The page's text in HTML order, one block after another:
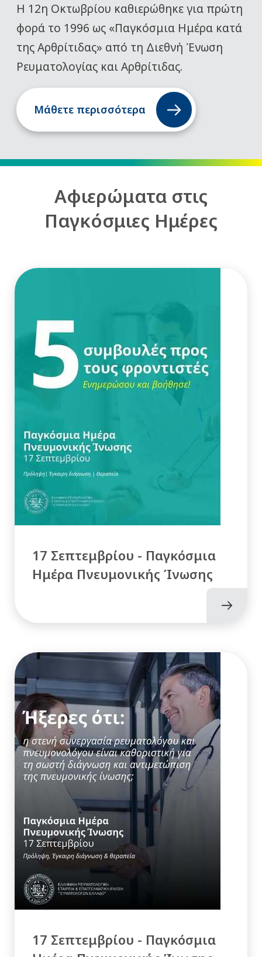
Η 12η Οκτωβρίου καθιερώθηκε για πρώτη
φορά το 1996 ως «Παγκόσμια Ημέρα κατά
της Αρθρίτιδας» από τη Διεθνή Ένωση
Ρευματολογίας και Αρθρίτιδας.
Μάθετε περισσότερα
Αφιερώματα στις
Παγκόσμιες Ημέρες
17 Σεπτεμβρίου - Παγκόσμια
Ημέρα Πνευμονικής Ίνωσης
17 Σεπτεμβρίου - Παγκόσμια